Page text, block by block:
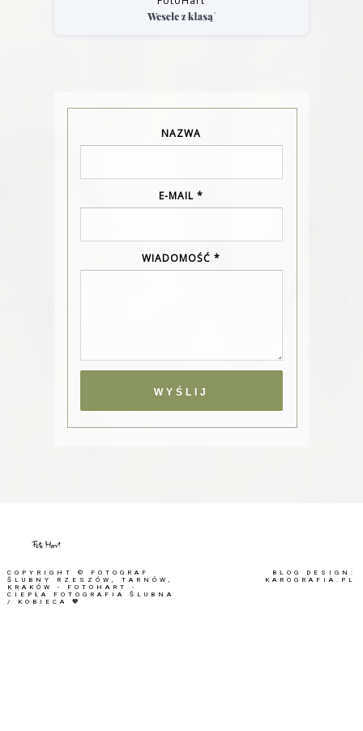
NAZWA
E-MAIL *
WIADOMOŚĆ *
COPYRIGHT ©
FOTOGRAF
ŚLUBNY RZESZÓW, TARNÓW,
KRAKÓW - FOTOHART -
CIEPŁA FOTOGRAFIA ŚLUBNA
/ KOBIECA 🧡
BLOG DESIGN:
KAROGRAFIA.PL